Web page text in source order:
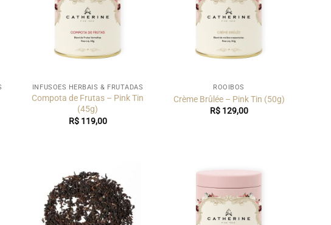
INFUSÕES HERBAIS & FRUTADAS
Compota de Frutas – Pink Tin
(45g)
R$119,00
ROOIBOS
Crème Brûlée – Pink Tin (50g)
R$129,00